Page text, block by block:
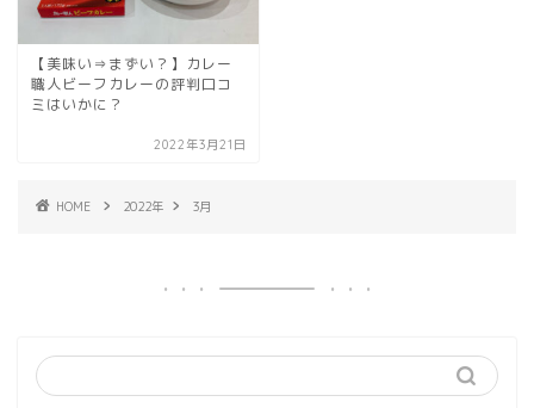
【美味い⇒まずい？】カレー
職人ビーフカレーの評判口コ
ミはいかに？
2022年3月21日
HOME 2022年 3月